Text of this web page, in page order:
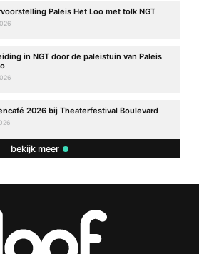
Paleis Het Loo met tolk NGT
in NGT door de paleistuin van Paleis
2026 bij Theaterfestival Boulevard
bekijk meer